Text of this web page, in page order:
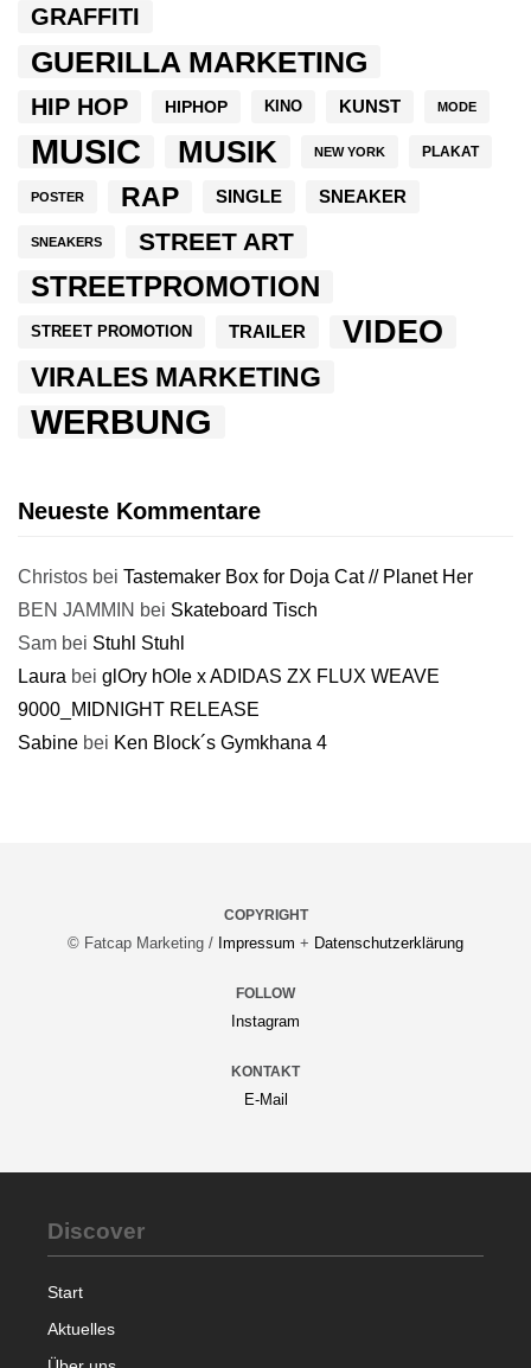
GRAFFITI
GUERILLA MARKETING
HIP HOP HIPHOP KINO KUNST MODE
MUSIC MUSIK NEW YORK PLAKAT
POSTER RAP SINGLE SNEAKER
SNEAKERS STREET ART
STREETPROMOTION
STREET PROMOTION TRAILER VIDEO
VIRALES MARKETING
WERBUNG
Neueste Kommentare
Christos bei Tastemaker Box for Doja Cat // Planet Her
BEN JAMMIN bei Skateboard Tisch
Sam bei Stuhl Stuhl
Laura bei glOry hOle x ADIDAS ZX FLUX WEAVE
9000_MIDNIGHT RELEASE
Sabine bei Ken Block´s Gymkhana 4
COPYRIGHT
© Fatcap Marketing / Impressum + Datenschutzerklärung
FOLLOW
Instagram
KONTAKT
E-Mail
Discover
Start
Aktuelles